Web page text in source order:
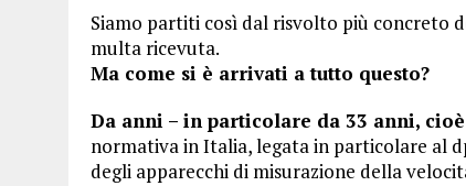
Siamo partiti così dal risvolto più concreto
multa ricevuta.
Ma come si è arrivati a tutto questo?
Da anni – in particolare da 33 anni,
normativa in Italia, legata in particolare al
degli apparecchi di misurazione della